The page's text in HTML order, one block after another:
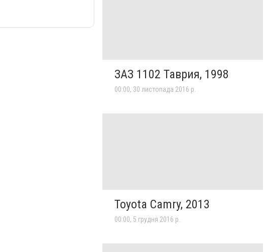
ЗАЗ 1102 Таврия, 1998
00:00, 30 листопада 2016 р.
Toyota Camry, 2013
00:00, 5 грудня 2016 р.